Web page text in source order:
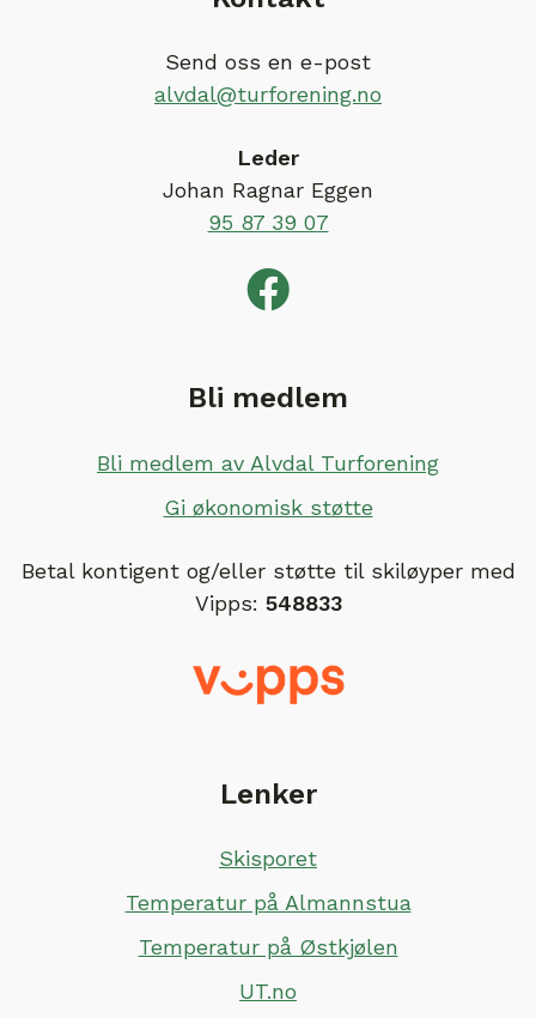
Send oss en e-post
alvdal@turforening.no
Leder
Johan Ragnar Eggen
95 87 39 07
Bli medlem
Bli medlem av Alvdal Turforening
Gi økonomisk støtte
Betal kontigent og/eller støtte til skiløyper med
Vipps: 548833
Lenker
Skisporet
Temperatur på Almannstua
Temperatur på Østkjølen
UT.no